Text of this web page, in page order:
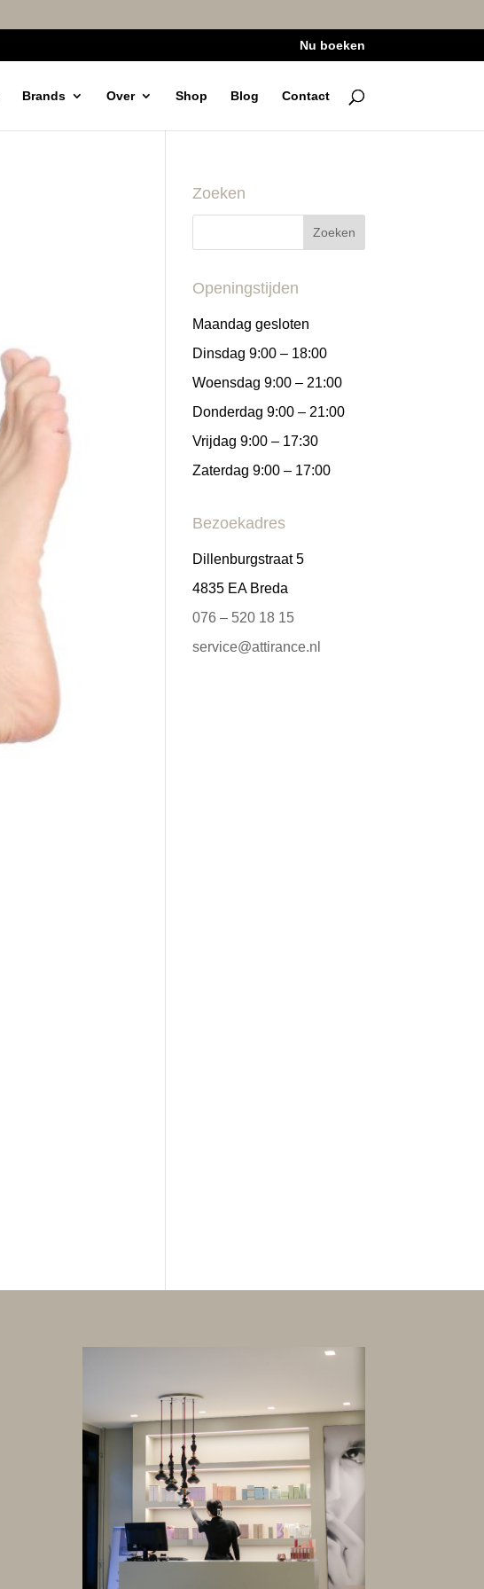
Nu boeken
Brands Over Shop Blog Contact
Zoeken
Openingstijden
Maandag gesloten
Dinsdag 9:00 – 18:00
Woensdag 9:00 – 21:00
Donderdag 9:00 – 21:00
Vrijdag 9:00 – 17:30
Zaterdag 9:00 – 17:00
Bezoekadres
Dillenburgstraat 5
4835 EA Breda
076 – 520 18 15
service@attirance.nl